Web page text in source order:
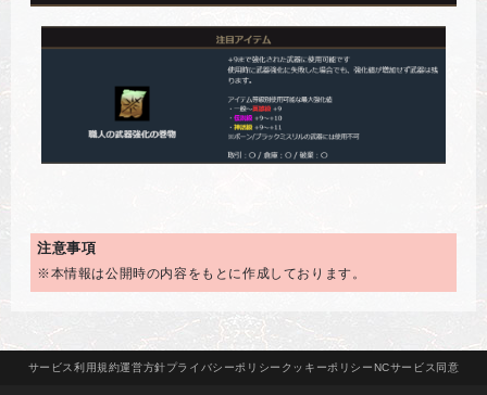
注意事項
※本情報は公開時の内容をもとに作成しております。
サービス 利用規約運営方針プライバシーポリシー クッキーポリシーNCサービス 同意